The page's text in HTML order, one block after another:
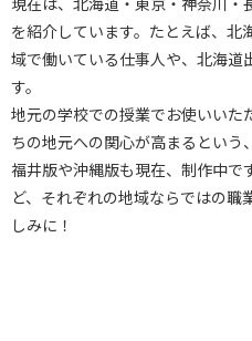
を紹介しています。たとえば、北
域で働いている仕事人や、北海道
す。
地元の学校での授業でお使いいた
ちの地元への関心が高まるという
福井版や沖縄版も現在、制作中で
ど、それぞれの地域ならではの職
しみに！